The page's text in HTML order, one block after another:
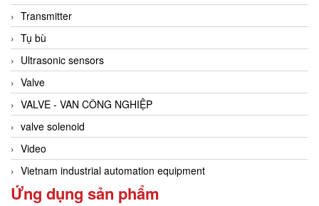
Transmitter
Tụ bù
Ultrasonic sensors
Valve
VALVE - VAN CÔNG NGHIỆP
valve solenoid
Video
Vietnam industrial automation equipment
Ứng dụng sản phẩm